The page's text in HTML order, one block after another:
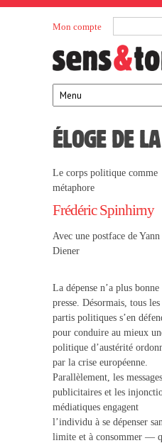
Mon compte
Sens
Tonka
maison
d’édition
française
ÉLOGE DE
Le corps politique comme
métaphore
Frédéric Spinhirny
Avec une postface de Yann
Diener
La dépense n’a plus bonne
presse. Désormais, tous les
partis politiques s’en
pour conduire au mieux
politique d’austérité
par la crise européenne.
Parallèlement, les messages
publicitaires et les
médiatiques engagent
l’individu à se dépenser
limite et à consommer —